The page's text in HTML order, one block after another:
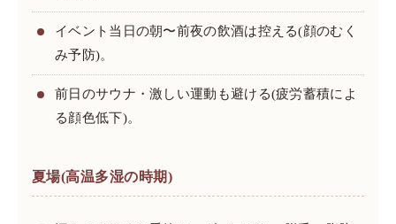
イベント当日の朝〜前夜の飲酒は控える(顔のむく
み予防)。
前日のサウナ・激しい運動も避ける(疲労蓄積によ
る顔色低下)。
夏場(高温多湿の時期)